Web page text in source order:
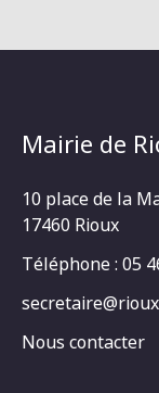
Mairie de
10 place de la
17460 Rioux
Téléphone : 05
Nous contacter